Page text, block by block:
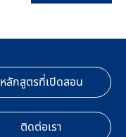
หลักสูตรที่เปิดสอน
ติดต่อเรา